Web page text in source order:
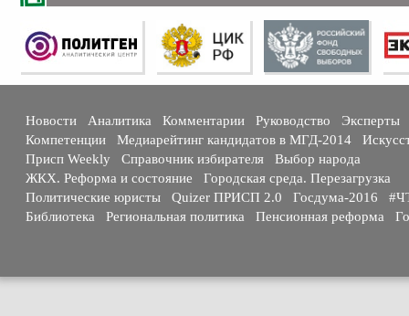
Новости Аналитика Комментарии Руководство
Эксперты
Компетенции
Медиарейтинг кандидатов в МГД-2014
Присп Weekly
Справочник избирателя
Выбор народа
ЖКХ. Реформа и состояние
Городская среда. Перезагрузка
Политические юристы
Quizer ПРИСП 2.0 Госдума-2016
Библиотека
Региональная политика Пенсионная реформа